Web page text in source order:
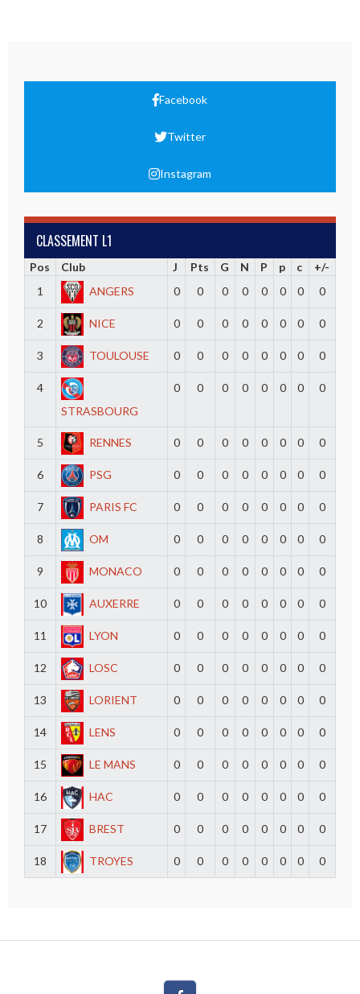
Facebook
Twitter
Instagram
CLASSEMENT L1
Pos Club J Pts G N P p c
+/-
1
ANGERS 0 0 0 0 0 0 0 0
2 NICE 0 0 0 0 0 0 0 0
3 TOULOUSE 0 0 0 0 0 0 0 0
4
STRASBOURG
0 0 0 0 0 0 0 0
5 RENNES 0 0 0 0 0 0 0 0
6 PSG 0 0 0 0 0 0 0 0
7 PARIS FC 0 0 0 0 0 0 0 0
8 OM 0 0 0 0 0 0 0 0
9 MONACO 0 0 0 0 0 0 0 0
10 AUXERRE 0 0 0 0 0 0 0 0
11 LYON 0 0 0 0 0 0 0 0
12 LOSC 0 0 0 0 0 0 0 0
13 LORIENT 0 0 0 0 0 0 0 0
14 LENS 0 0 0 0 0 0 0 0
15 LE MANS 0 0 0 0 0 0 0 0
16 HAC 0 0 0 0 0 0 0 0
17 BREST 0 0 0 0 0 0 0 0
18 TROYES 0 0 0 0 0 0 0 0